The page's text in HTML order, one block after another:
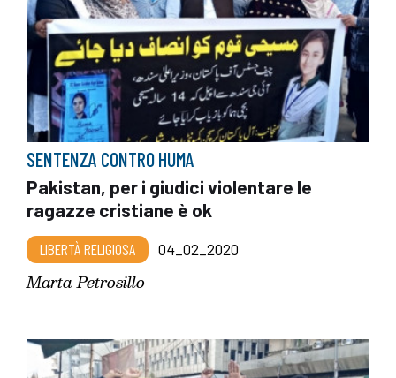
SENTENZA CONTRO HUMA
Pakistan, per i giudici violentare le
ragazze cristiane è ok
LIBERTÀ RELIGIOSA 04_02_2020
Marta Petrosillo